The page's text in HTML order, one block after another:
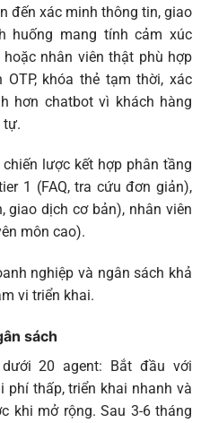
đến xác minh thông tin, giao
huống mang tính cảm xúc
nhân viên thật phù hợp
khóa thẻ tạm thời, xác
hơn chatbot vì khách hàng
tự.
lược kết hợp phân tầng
1 (FAQ, tra cứu đơn giản),
giao dịch cơ bản), nhân viên
môn cao).
nghiệp và ngân sách khả
vi triển khai.
sách
20 agent: Bắt đầu với
phí thấp, triển khai nhanh và
khi mở rộng. Sau 3-6 tháng